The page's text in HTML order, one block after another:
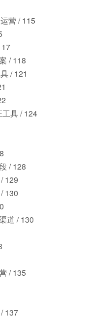
营 / 115
/ 118
/ 121
具 / 124
/ 128
129
130
道 / 130
/ 135
137